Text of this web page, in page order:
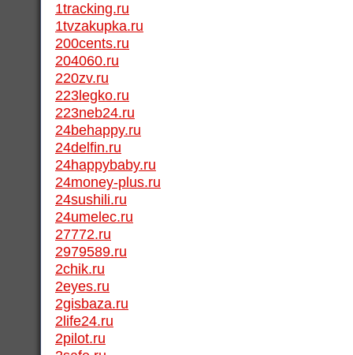
1tracking.ru
1tvzakupka.ru
200cents.ru
204060.ru
220zv.ru
223legko.ru
223neb24.ru
24behappy.ru
24delfin.ru
24happybaby.ru
24money-plus.ru
24sushili.ru
24umelec.ru
27772.ru
2979589.ru
2chik.ru
2eyes.ru
2gisbaza.ru
2life24.ru
2pilot.ru